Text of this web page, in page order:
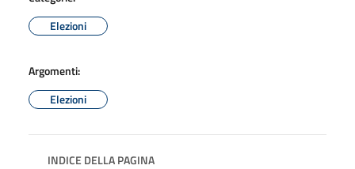
Elezioni
Argomenti:
Elezioni
INDICE DELLA PAGINA